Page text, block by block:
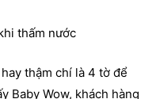
thấm nước
thậm chí là 4 tờ để
Baby Wow, khách hàng